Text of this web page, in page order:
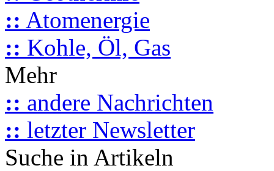
:: Atomenergie
:: Kohle, Öl, Gas
Mehr
:: andere Nachrichten
:: letzter Newsletter
Suche in Artikeln